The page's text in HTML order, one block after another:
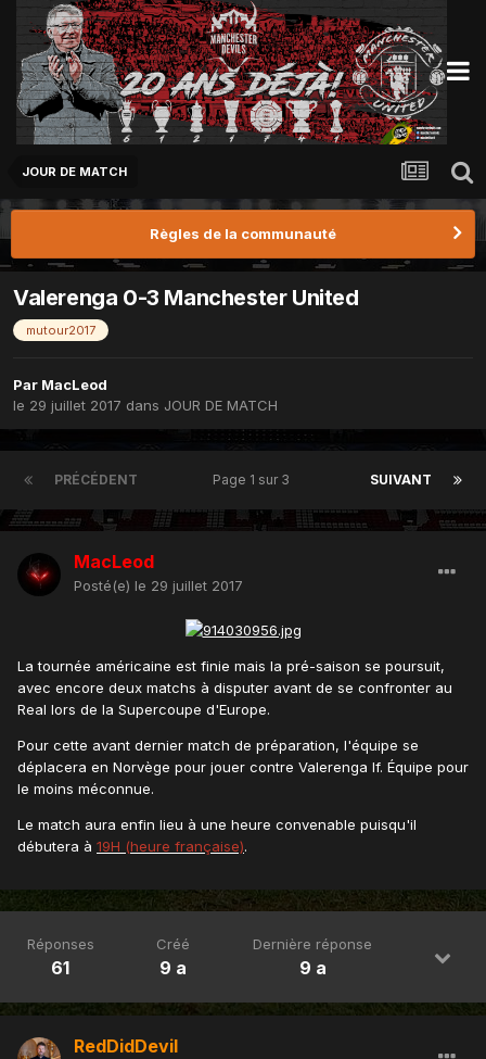
JOUR DE MATCH
Règles de la communauté
Valerenga 0-3 Manchester United
mutour2017
Par MacLeod
le 29 juillet 2017 dans JOUR DE MATCH
PRÉCÉDENT SUIVANT
Page 1 sur 3
MacLeod
Posté(e) le 29 juillet 2017
La tournée américaine est finie mais la pré-saison se poursuit,
avec encore deux matchs à disputer avant de se confronter au
Real lors de la Supercoupe d'Europe.
Pour cette avant dernier match de préparation, l'équipe se
déplacera en Norvège pour jouer contre Valerenga If. Équipe pour
le moins méconnue.
Le match aura enfin lieu à une heure convenable puisqu'il
débutera à 19H (heure française).
Réponses
61
Créé
9 a
Dernière réponse
9 a
RedDidDevil